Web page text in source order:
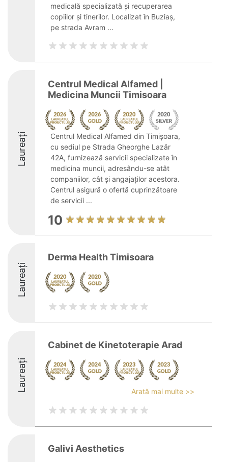
medicală specializată și recuperarea
copiilor și tinerilor. Localizat în Buziaș,
pe strada Avram ...
Laureați
Centrul Medical Alfamed |
Medicina Muncii Timisoara
Centrul Medical Alfamed din Timișoara,
cu sediul pe Strada Gheorghe Lazăr
42A, furnizează servicii specializate în
medicina muncii, adresându-se atât
companiilor, cât și angajaților acestora.
Centrul asigură o ofertă cuprinzătoare
de servicii ...
10
Laureați
Derma Health Timisoara
Laureați
Cabinet de Kinetoterapie Arad
Arată mai multe >>
Galivi Aesthetics